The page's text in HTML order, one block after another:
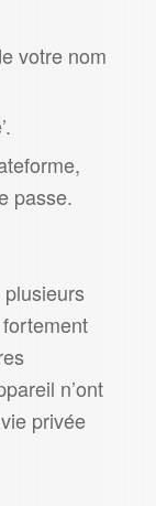
votre nom
passe.
n’ont
privée